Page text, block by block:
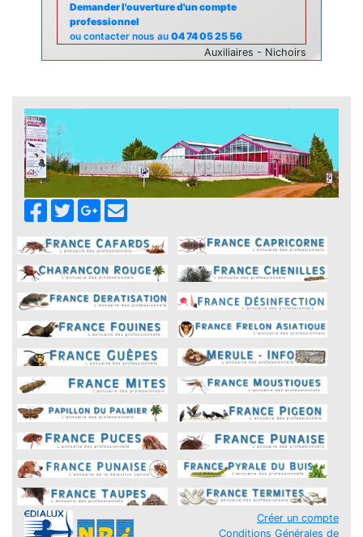
Demander l'ouverture d'un compte
professionnel
ou contacter nous au 04 74 05 25 56
Auxiliaires - Nichoirs
Créer un compte
Conditions Générales de